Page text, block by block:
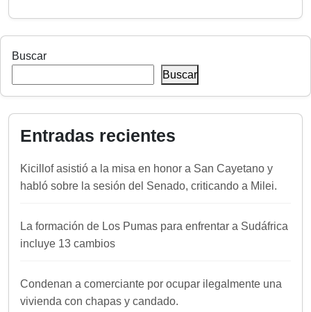
Buscar
Buscar
Entradas recientes
Kicillof asistió a la misa en honor a San Cayetano y
habló sobre la sesión del Senado, criticando a Milei.
La formación de Los Pumas para enfrentar a Sudáfrica
incluye 13 cambios
Condenan a comerciante por ocupar ilegalmente una
vivienda con chapas y candado.